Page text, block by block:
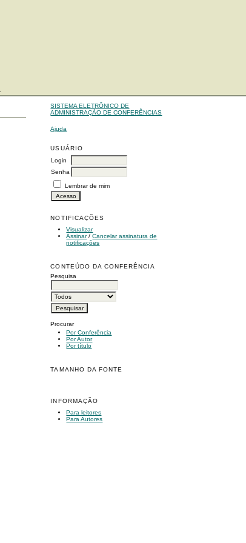
SISTEMA ELETRÔNICO DE
ADMINISTRAÇÃO DE CONFERÊNCIAS
Ajuda
USUÁRIO
Login
Senha
Lembrar de mim
NOTIFICAÇÕES
Visualizar
Assinar/Cancelar assinatura de
notificações
CONTEÚDO DA CONFERÊNCIA
Pesquisa
Procurar
Por Conferência
Por Autor
Por título
TAMANHO DA FONTE
INFORMAÇÃO
Para leitores
Para Autores